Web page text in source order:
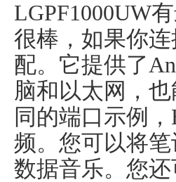
LGPF1000UW
很棒，如果你
配。它提供了
脑和以太网，
同的端口示例
频。您可以将
数据音乐。您